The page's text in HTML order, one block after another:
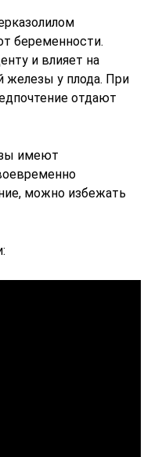
беременности.
и влияет на
железы у плода. При
отдают
имеют
можно избежать